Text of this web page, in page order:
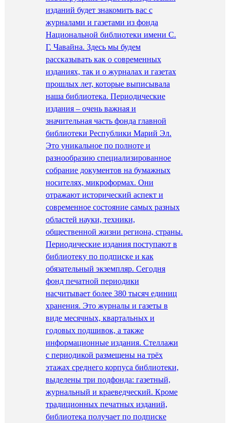
изданий будет знакомить вас с
журналами и газетами из фонда
Национальной библиотеки имени С.
Г. Чавайна. Здесь мы будем
рассказывать как о современных
изданиях, так и о журналах и газетах
прошлых лет, которые выписывала
наша библиотека. Периодические
издания – очень важная и
значительная часть фонда главной
библиотеки Республики Марий Эл.
Это уникальное по полноте и
разнообразию специализированное
собрание документов на бумажных
носителях, микроформах. Они
отражают исторический аспект и
современное состояние самых разных
областей науки, техники,
общественной жизни региона, страны.
Периодические издания поступают в
библиотеку по подписке и как
обязательный экземпляр. Сегодня
фонд печатной периодики
насчитывает более 380 тысяч единиц
хранения. Это журналы и газеты в
виде месячных, квартальных и
годовых подшивок, а также
информационные издания. Стеллажи
с периодикой размещены на трёх
этажах среднего корпуса библиотеки,
выделены три подфонда: газетный,
журнальный и краеведческий. Кроме
традиционных печатных изданий,
библиотека получает по подписке